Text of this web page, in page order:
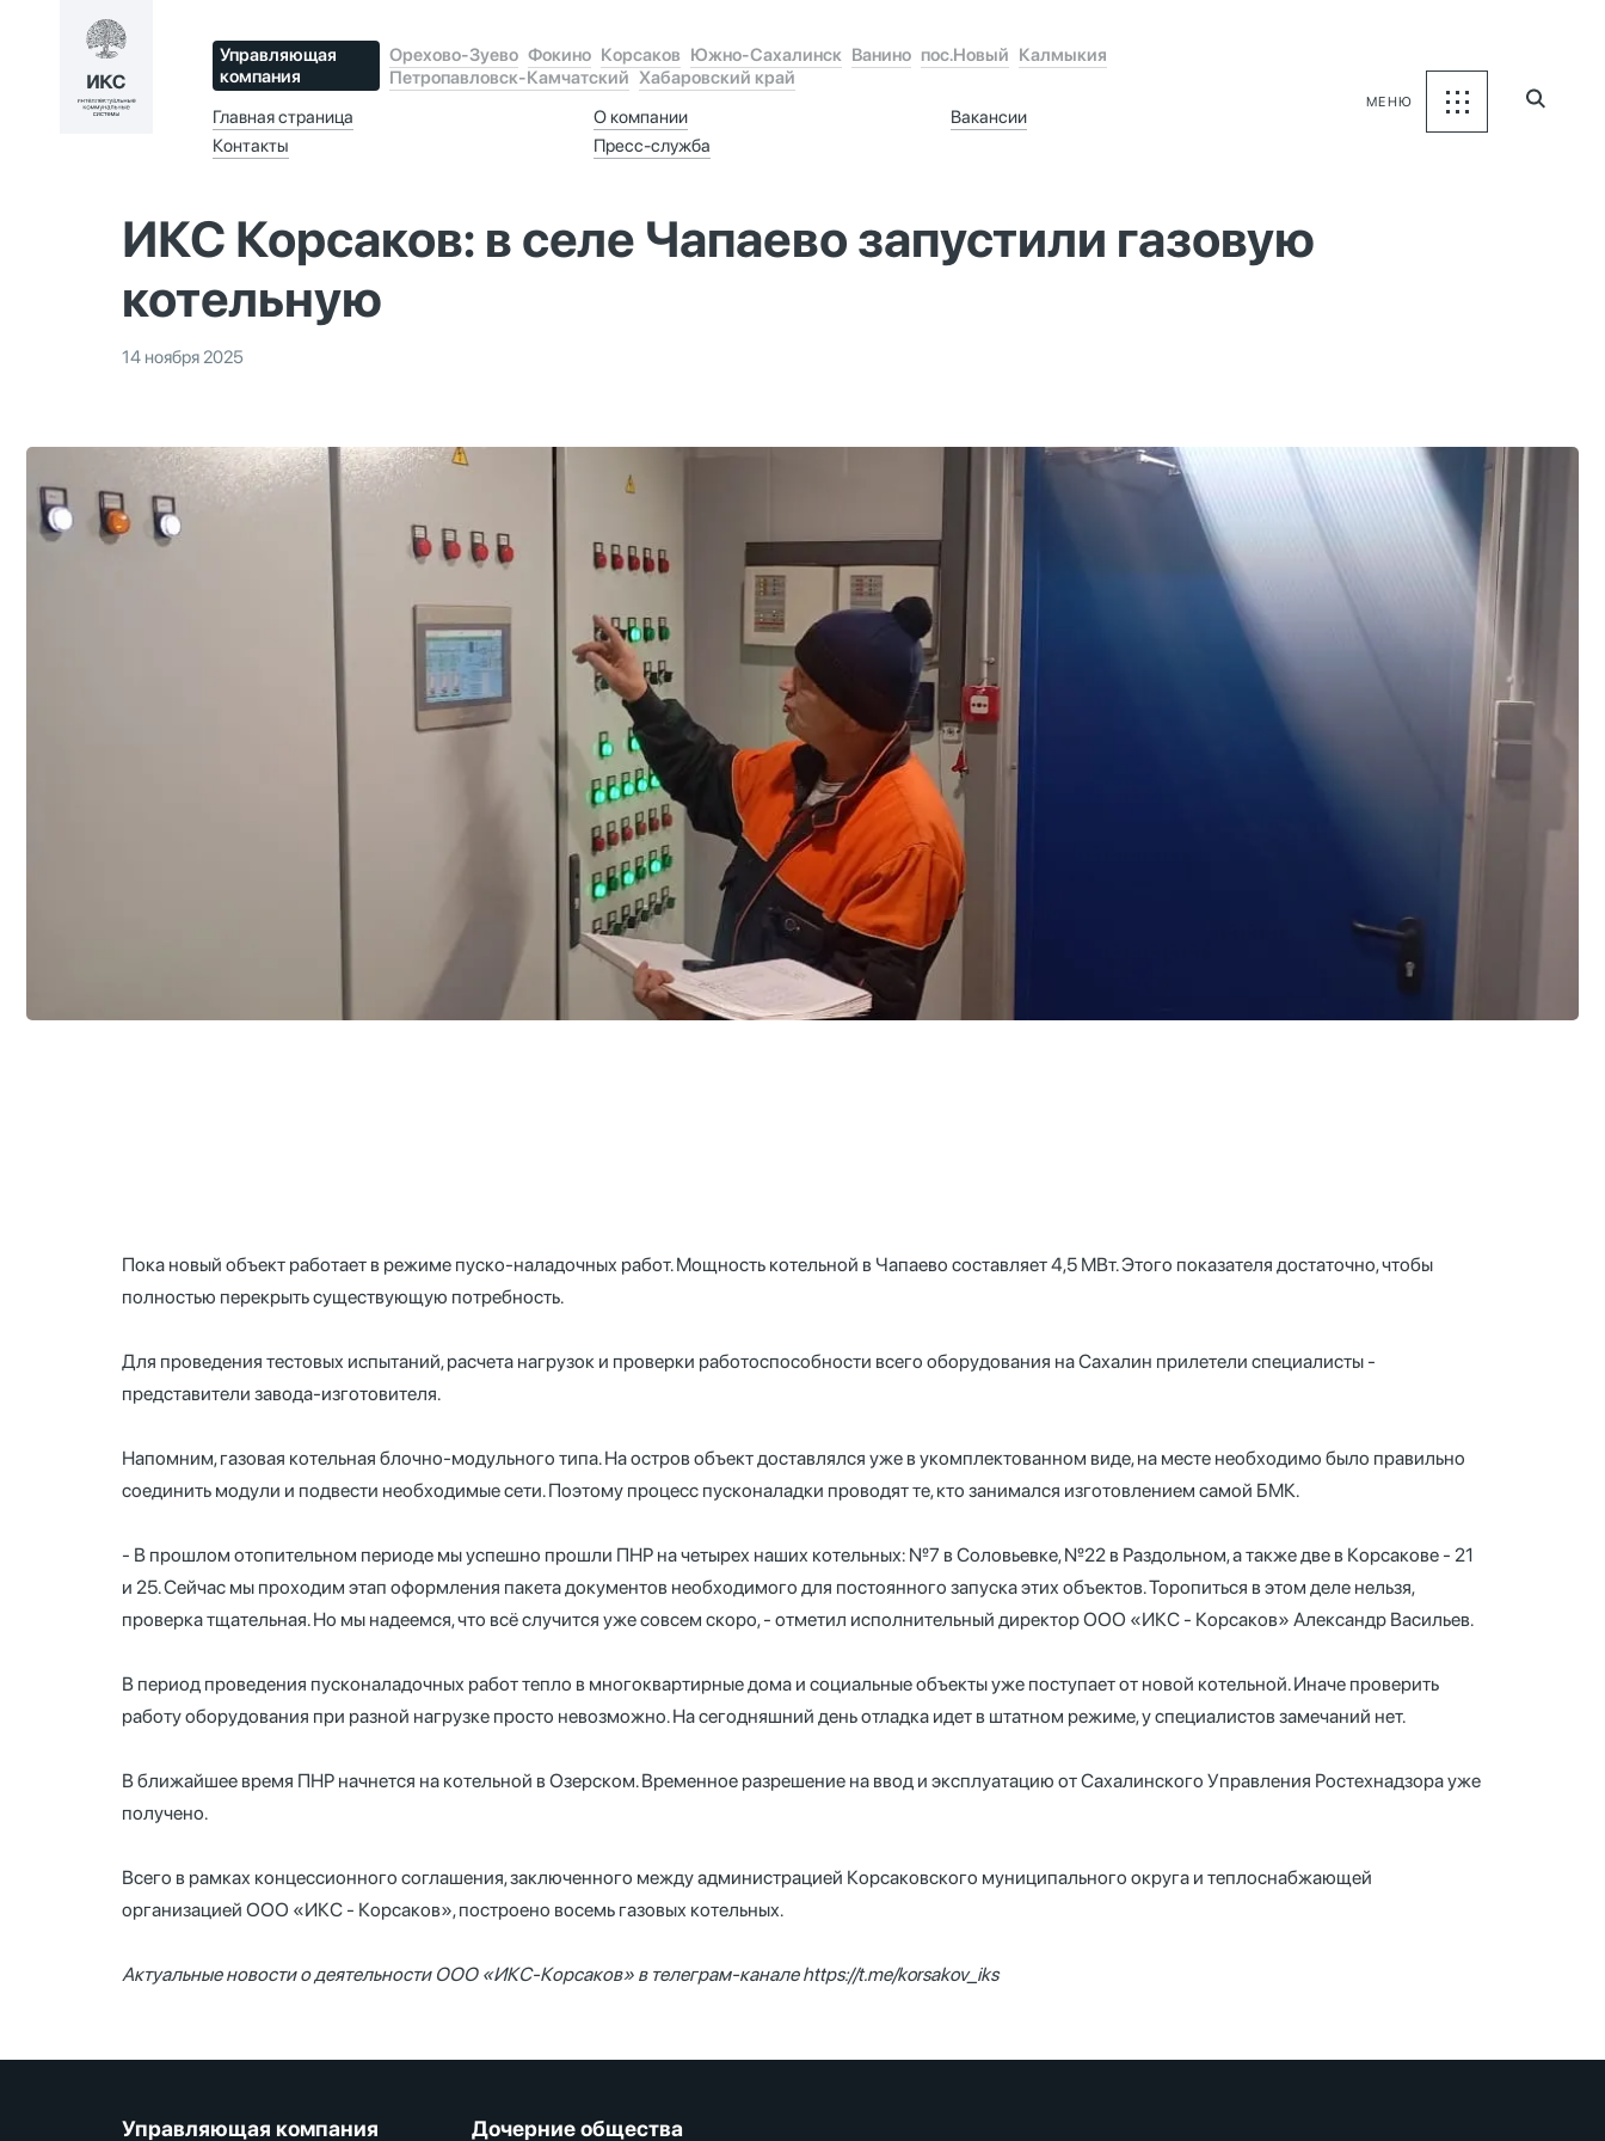
Управляющая
компания
Орехово-Зуево Фокино Корсаков Южно-Сахалинск Ванино пос.Новый Калмыкия
Петропавловск-Камчатский Хабаровский край
Главная страница
Контакты
О компании
Пресс-служба
Вакансии
МЕНЮ
ИКС Корсаков: в селе Чапаево запустили газовую
котельную
14 ноября 2025
Пока новый объект работает в режиме пуско-наладочных работ. Мощность котельной в Чапаево составляет 4,5 МВт. Этого показателя достаточно, чтобы
полностью перекрыть существующую потребность.
Для проведения тестовых испытаний, расчета нагрузок и проверки работоспособности всего оборудования на Сахалин прилетели специалисты -
представители завода-изготовителя.
Напомним, газовая котельная блочно-модульного типа. На остров объект доставлялся уже в укомплектованном виде, на месте необходимо было правильно
соединить модули и подвести необходимые сети. Поэтому процесс пусконаладки проводят те, кто занимался изготовлением самой БМК.
- В прошлом отопительном периоде мы успешно прошли ПНР на четырех наших котельных: №7 в Соловьевке, №22 в Раздольном, а также две в Корсакове - 21
и 25. Сейчас мы проходим этап оформления пакета документов необходимого для постоянного запуска этих объектов. Торопиться в этом деле нельзя,
проверка тщательная. Но мы надеемся, что всё случится уже совсем скоро, - отметил исполнительный директор ООО «ИКС - Корсаков» Александр Васильев.
В период проведения пусконаладочных работ тепло в многоквартирные дома и социальные объекты уже поступает от новой котельной. Иначе проверить
работу оборудования при разной нагрузке просто невозможно. На сегодняшний день отладка идет в штатном режиме, у специалистов замечаний нет.
В ближайшее время ПНР начнется на котельной в Озерском. Временное разрешение на ввод и эксплуатацию от Сахалинского Управления Ростехнадзора уже
получено.
Всего в рамках концессионного соглашения, заключенного между администрацией Корсаковского муниципального округа и теплоснабжающей
организацией ООО «ИКС - Корсаков», построено восемь газовых котельных.
Актуальные новости о деятельности ООО «ИКС-Корсаков» в телеграм-каналеhttps://t.me/korsakov_iks
Управляющая компания Дочерние общества